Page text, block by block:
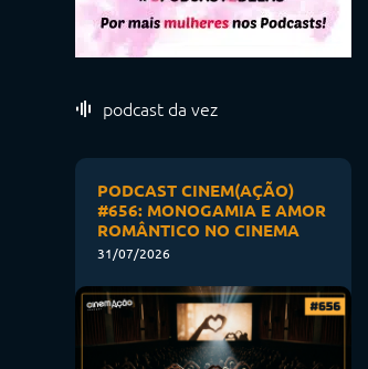
podcast da vez
PODCAST CINEM(AÇÃO)
#656: MONOGAMIA E AMOR
ROMÂNTICO NO CINEMA
31/07/2026